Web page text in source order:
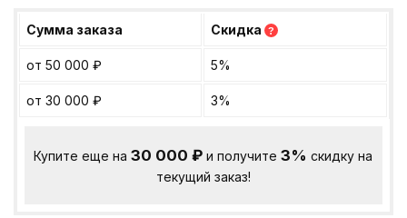
Сумма заказа Скидка ?
от 50 000 ₽ 5%
от 30 000 ₽ 3%
Купите еще на30 000₽ и получите3% скидку на
текущий заказ!